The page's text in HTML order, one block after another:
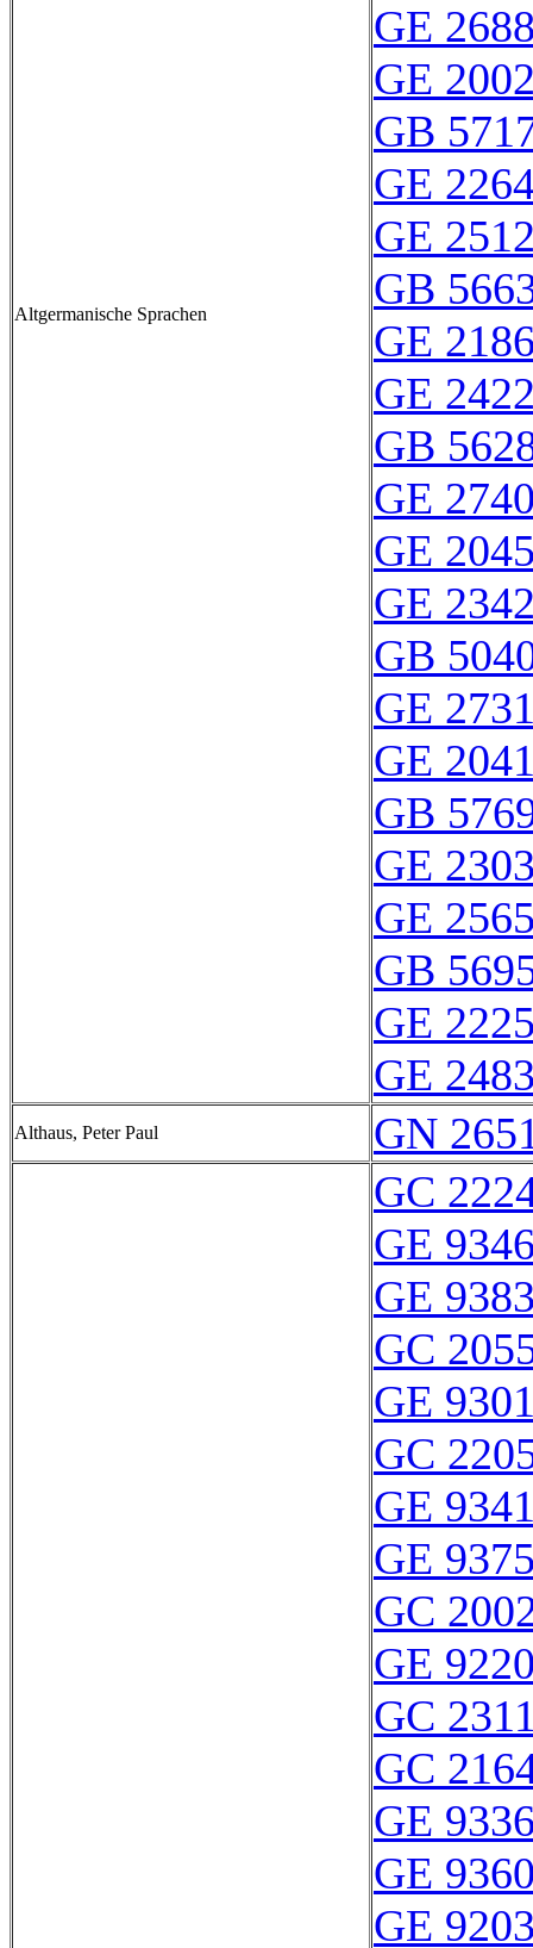
Altgermanische Sprachen
GE
GE
GB
GE
GE
GB
GE
GE
GB
GE
GE
GE
GB
GE
GE
GB
GE
GE
GB
GE
GE
Althaus, Peter Paul
GN
GC
GE
GE
GC
GE
GC
GE
GE
GC
GE
GC
GC
GE
GE
GE